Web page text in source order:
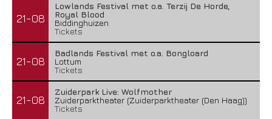
21-08
Lowlands Festival met o.a. Terzij De Horde,
Royal Blood
Biddinghuizen
Tickets
21-08
Badlands Festival met o.a. Bongloard
Lottum
Tickets
21-08
Zuiderpark Live: Wolfmother
Zuiderparktheater (Zuiderparktheater (Den Haag))
Tickets